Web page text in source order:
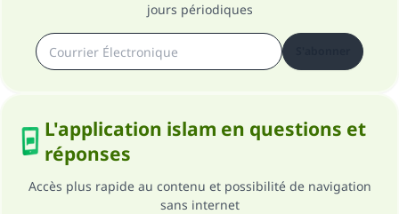
jours périodiques
L'application islam en questions et
réponses
Accès plus rapide au contenu et possibilité de navigation
sans internet